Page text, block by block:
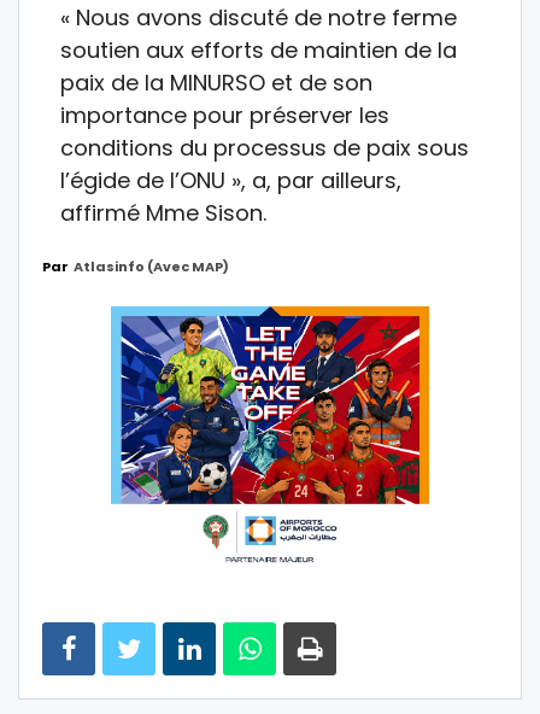
« Nous avons discuté de notre ferme
soutien aux efforts de maintien de la
paix de la MINURSO et de son
importance pour préserver les
conditions du processus de paix sous
l’égide de l’ONU », a, par ailleurs,
affirmé Mme Sison.
Par Atlasinfo (avec MAP)